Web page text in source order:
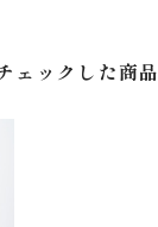
ェックした商品